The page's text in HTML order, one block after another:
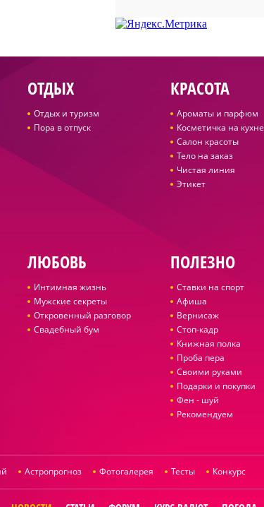
ОТДЫХ
Отдых и туризм
Пора в отпуск
КРАСОТА
Ароматы и парфюм
Косметичка на кухне
Салон красоты
Тело на заказ
Чистая линия
Этикет
ЛЮБОВЬ
Интимная жизнь
Мужские секреты
Откровенный разговор
Свадебный бум
ПОЛЕЗНО
Ставки на спорт
Афиша
Вернисаж
Стоп-кадр
Книжная полка
Проба пера
Своими руками
Подарки и покупки
Фен - шуй
Рекомендуем
Астропрогноз Фотогалерея Тесты Конкурс